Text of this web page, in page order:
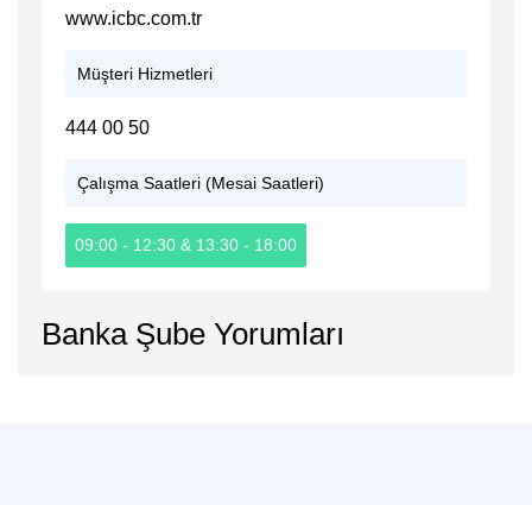
www.icbc.com.tr
Müşteri Hizmetleri
444 00 50
Çalışma Saatleri (Mesai Saatleri)
09:00 - 12:30 & 13:30 - 18:00
Banka Şube Yorumları